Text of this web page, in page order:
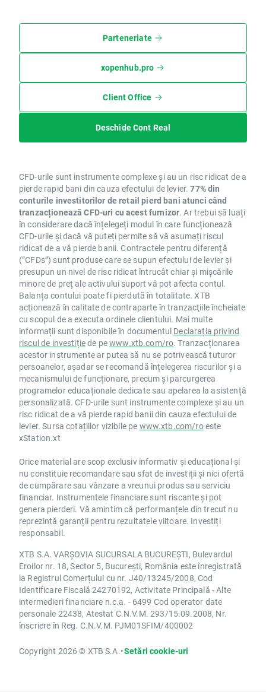
Parteneriate
xopenhub.pro
Client Office
Deschide Cont Real
CFD-urile sunt instrumente complexe și au un risc ridicat de a
pierde rapid bani din cauza efectului de levier.77% din
conturile investitorilor de retail pierd bani atunci când
tranzacționează CFD-uri cu acest furnizor. Ar trebui să luați
în considerare dacă înțelegeți modul în care funcționează
CFD-urile și dacă vă puteți permite să vă asumați riscul
ridicat de a vă pierde banii. Contractele pentru diferență
(”CFDs”) sunt produse care se supun efectului de levier și
presupun un nivel de risc ridicat întrucât chiar și mișcările
minore de preț ale activului suport vă pot afecta contul.
Balanța contului poate fi pierdută în totalitate. XTB
acţionează în calitate de contraparte în tranzacţiile încheiate
cu scopul de a executa ordinele clientului. Mai multe
informații sunt disponibile în documentul Declarația privind
riscul de investițiede pewww.xtb.com/ro. Tranzacționarea
acestor instrumente ar putea să nu se potrivească tuturor
persoanelor, așadar se recomandă înțelegerea riscurilor și a
mecanismului de funcționare, precum și parcurgerea
programelor educaționale dedicate sau apelarea la asistență
personalizată. CFD-urile sunt instrumente complexe și au un
risc ridicat de a vă pierde rapid banii din cauza efectului de
levier. Sursa cotațiilor vizibile pe www.xtb.com/roeste
xStation.xt
Orice material are scop exclusiv informativ și educațional și
nu constituie recomandare sau sfat de investiții și nici ofertă
de cumpărare sau vânzare a vreunui produs sau serviciu
financiar. Instrumentele financiare sunt riscante și pot
genera pierderi. Vă amintim că performanțele din trecut nu
reprezintă garanții pentru rezultatele viitoare. Investiți
responsabil.
XTB S.A. VARȘOVIA SUCURSALA BUCUREȘTI, Bulevardul
Eroilor nr. 18, Sector 5, București, România este înregistrată
la Registrul Comerțului cu nr. J40/13245/2008, Cod
Identificare Fiscală 24270192, Activitate Principală - Alte
intermedieri financiare n.c.a. - 6499 Cod operator date
personale 22438, Atestat C.N.V.M. 293/15.09.2008, Nr.
înscriere în Reg. C.N.V.M. PJM01SFIM/400002
Copyright 2026 © XTB S.A.•Setări cookie-uri